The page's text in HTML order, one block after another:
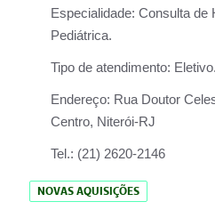
Especialidade: Consulta de
Pediátrica.
Tipo de atendimento: Eletivo.
Endereço: Rua Doutor
Centro, Niterói-RJ
Tel.: (21) 2620-2146
NOVAS AQUISIÇÕES